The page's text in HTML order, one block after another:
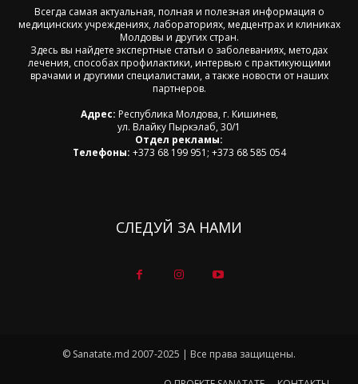
Всегда самая актуальная, полная и полезная информация о
медицинских учреждениях, лабораториях, медцентрах и клиниках
Молдовы и других стран.
Здесь вы найдете экспертные статьи о заболеваниях, методах
лечения, способах профилактики, интервью с практикующими
врачами и другими специалистами, а также новости от наших
партнеров.
Адрес: Республика Молдова, г. Кишинев,
ул. Влайку Пыркэлаб, 30/1
Отдел рекламы:
Телефоны: +373 68 199 951; +373 68 585 054
СЛЕДУЙ ЗА НАМИ
© Sanatate.md 2007-2025 | Все права защищены.